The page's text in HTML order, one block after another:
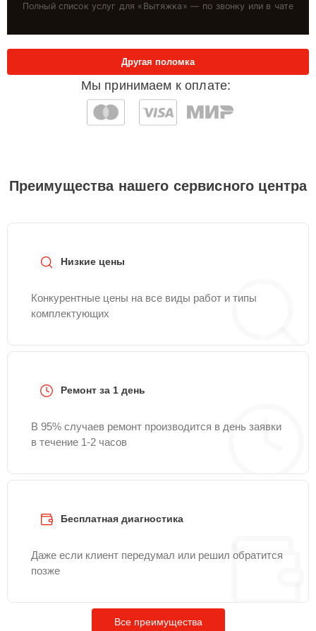
Полный список услуг для « Вытяжка » — по звонку или в чате
Мы принимаем к оплате:
Другая поломка
Преимущества нашего сервисного центра
Низкие цены
Конкурентные цены на все виды работ и типы
комплектующих
Ремонт за 1 день
В 95% случаев ремонт производится в день заявки
в течение 1-2 часов
Бесплатная диагностика
Даже если клиент передумал или решил обратится
позже
Все преимущества